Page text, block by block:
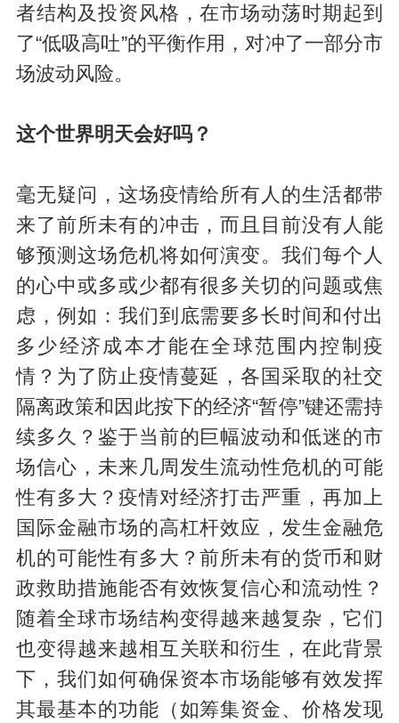
者结构及投资风格，在市场动荡时期起到
了“低吸高吐”的平衡作用，对冲了一部分市
场波动风险。
这个世界明天会好吗？
毫无疑问，这场疫情给所有人的生活都带
来了前所未有的冲击，而且目前没有人能
够预测这场危机将如何演变。我们每个人
的心中或多或少都有很多关切的问题或焦
虑，例如：我们到底需要多长时间和付出
多少经济成本才能在全球范围内控制疫
情？为了防止疫情蔓延，各国采取的社交
隔离政策和因此按下的经济“暂停”键还需持
续多久？鉴于当前的巨幅波动和低迷的市
场信心，未来几周发生流动性危机的可能
性有多大？疫情对经济打击严重，再加上
国际金融市场的高杠杆效应，发生金融危
机的可能性有多大？前所未有的货币和财
政救助措施能否有效恢复信心和流动性？
随着全球市场结构变得越来越复杂，它们
也变得越来越相互关联和衍生，在此背景
下，我们如何确保资本市场能够有效发挥
其最基本的功能（如筹集资金、价格发现